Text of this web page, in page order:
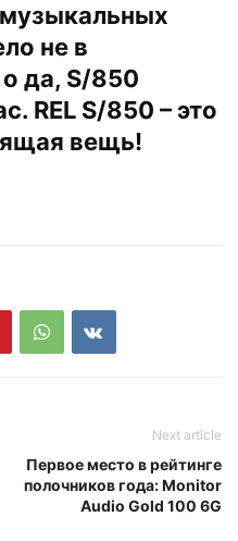
не в
да, S/850
REL S/850 – это
вещь!
Next article
Первое место в рейтинге
полочников года: Monitor
Audio Gold 100 6G